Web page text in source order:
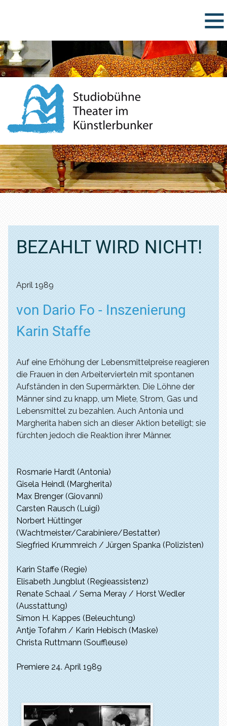
BEZAHLT WIRD NICHT!
April 1989
von Dario Fo - Inszenierung
Karin Staffe
Auf eine Erhöhung der Lebensmittelpreise reagieren
die Frauen in den Arbeitervierteln mit spontanen
Aufständen in den Supermärkten. Die Löhne der
Männer sind zu knapp, um Miete, Strom, Gas und
Lebensmittel zu bezahlen. Auch Antonia und
Margherita haben sich an dieser Aktion beteiligt; sie
fürchten jedoch die Reaktion ihrer Männer.
Rosmarie Hardt (Antonia)
Gisela Heindl (Margherita)
Max Brenger (Giovanni)
Carsten Rausch (Luigi)
Norbert Hüttinger
(Wachtmeister/Carabiniere/Bestatter)
Siegfried Krummreich / Jürgen Spanka (Polizisten)
Karin Staffe (Regie)
Elisabeth Jungblut (Regieassistenz)
Renate Schaal / Sema Meray / Horst Wedler
(Ausstattung)
Simon H. Kappes (Beleuchtung)
Antje Tofahrn / Karin Hebisch (Maske)
Christa Ruttmann (Souffleuse)
Premiere 24. April 1989